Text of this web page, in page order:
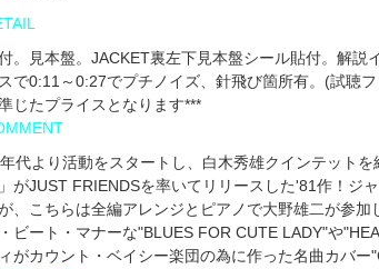
。見本盤。JACKET裏左下見本盤シール貼付。解
で0:11～0:27でプチノイズ、針飛び箇所有。(試聴
じたプライスとなります***
代より活動をスタートし、白木秀雄クインテット
がJUST FRIENDSを率いてリリースした'81作！ジ
、こちらは全編アレンジとピアノで大野雄二が参
ビート・マナーな"BLUES FOR CUTE LADY"や
がカウント・ベイシー楽団の為に作った名曲カバー